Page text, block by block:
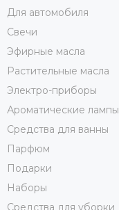
Для автомобиля
Свечи
Эфирные масла
Растительные масла
Электро-приборы
Ароматические лампы
Средства для ванны
Парфюм
Подарки
Наборы
Средства для уборки